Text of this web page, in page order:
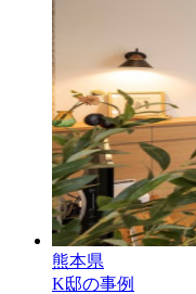
熊本県
K邸の事例